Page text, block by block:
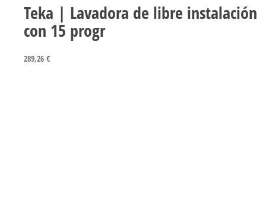
Teka | Lavadora de libre instalación
con 15 progr
289,26 €